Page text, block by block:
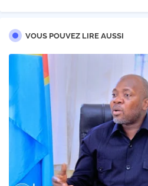
VOUS POUVEZ LIRE AUSSI